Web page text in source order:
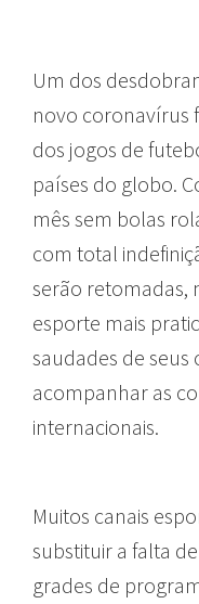
Um dos
novo coronavírus
dos jogos de
países do globo.
mês sem bolas
com total
serão retomadas,
esporte mais
saudades de
acompanhar as
internacionais.
Muitos canais
substituir a falta
grades de